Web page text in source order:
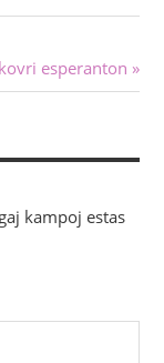
esperanton
kampoj estas